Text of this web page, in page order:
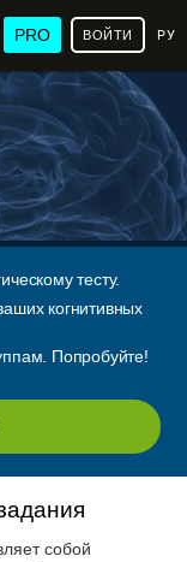
PRO ВОЙТИ
тесту.
когнитивных
Попробуйте!
собой